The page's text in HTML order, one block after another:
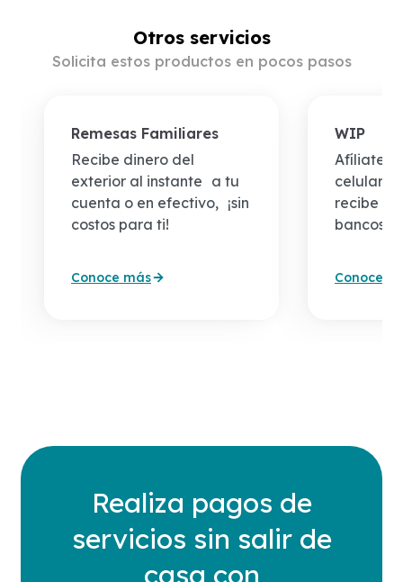
Otros servicios
Solicita estos productos en pocos pasos
Remesas Familiares
Recibe dinero del
exterior al instante a tu
cuenta o en efectivo, ¡sin
costos para ti!
Conoce más
WIP
Afíliate
celular,
recibe
bancos
Conoce
Realiza pagos de
servicios sin salir de
casa con